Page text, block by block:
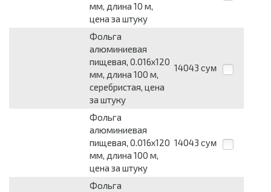
мм, длина 10 м,
цена за штуку
Фольга
алюминиевая
пищевая, 0.016х120
мм, длина 100 м,
серебристая, цена
за штуку
14043 сум
Фольга
алюминиевая
пищевая, 0.016х120
мм, длина 100 м,
цена за штуку
14043 сум
Фольга